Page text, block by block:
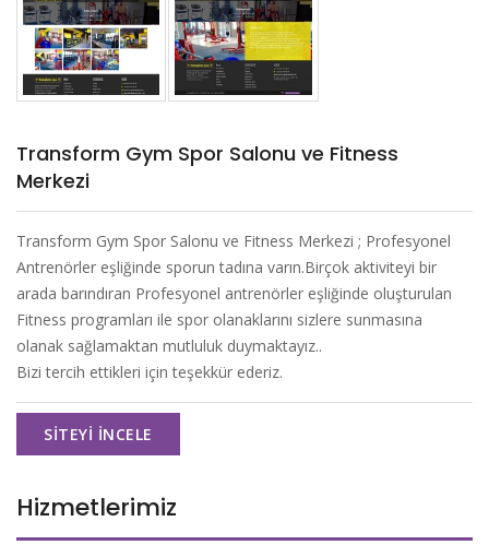
Transform Gym Spor Salonu ve Fitness
Merkezi
Transform Gym Spor Salonu ve Fitness Merkezi ; Profesyonel
Antrenörler eşliğinde sporun tadına varın.Birçok aktiviteyi bir
arada barındıran Profesyonel antrenörler eşliğinde oluşturulan
Fitness programları ile spor olanaklarını sizlere sunmasına
olanak sağlamaktan mutluluk duymaktayız..
Bizi tercih ettikleri için teşekkür ederiz.
SITEYI İNCELE
Hizmetlerimiz